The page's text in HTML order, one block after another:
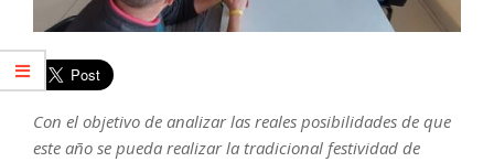
Con el objetivo de analizar las reales posibilidades de que
este año se pueda realizar la tradicional festividad de